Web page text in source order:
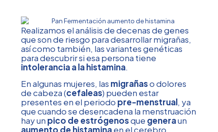
Realizamos el análisis de decenas de genes
que son de riesgo para desarrollar migrañas,
así como también, las variantes genéticas
para descubrir si esa persona tiene
intolerancia a la histamina.
En algunas mujeres, las migrañaso dolores
de cabeza (cefaleas) pueden estar
presentes en el periodo pre-menstrual, ya
que cuando se desencadena la menstruación
hay un pico de estrógenosque generaun
aumento de histaminaen el cerebro,